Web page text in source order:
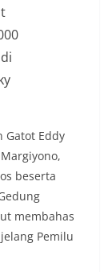
Gatot Eddy
beserta
membahas
Pemilu